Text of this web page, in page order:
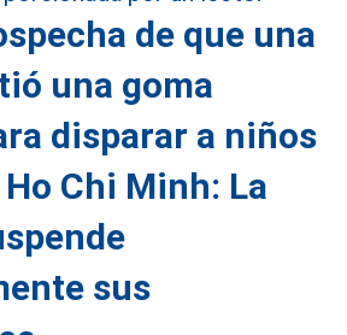
de que una
una goma
disparar a niños
Chi Minh: La
sus